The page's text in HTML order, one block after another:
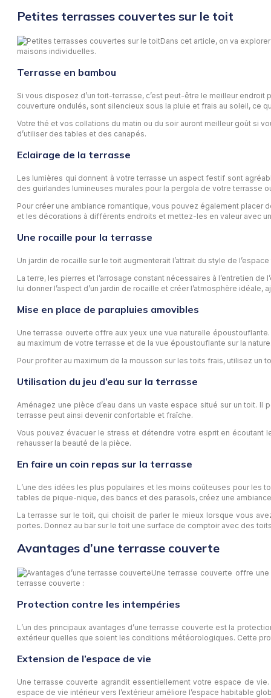
Petites terrasses couvertes sur le toit
Dans cet article, on va
maisons individuelles.
Terrasse en bambou
Si vous disposez d’un toit-terrasse, c’est peut-être le meilleur
couverture ondulés, sont silencieux sous la pluie et frais au soleil, ce
Votre thé et vos collations du matin ou du soir auront meilleur goût si
d’utiliser des tables et des canapés.
Eclairage de la terrasse
Les lumières qui donnent à votre terrasse un aspect festif sont
des guirlandes lumineuses murales pour la pergola de votre terrasse
Pour créer une ambiance romantique, vous pouvez également placer
et les décorations à différents endroits et mettez-les en valeur avec
Une rocaille pour la terrasse
Un jardin de rocaille sur le toit augmenterait l’attrait du style de
La terre, les pierres et l’arrosage constant nécessaires à l’entretien
lui donner l’aspect d’un jardin de rocaille et créer l’atmosphère idéale,
Mise en place de parapluies amovibles
Une terrasse ouverte offre aux yeux une vue naturelle
au maximum de votre terrasse et de la vue époustouflante sur la
Pour profiter au maximum de la mousson sur les toits frais, utilisez
Utilisation du jeu d’eau sur la terrasse
Aménagez une pièce d’eau dans un vaste espace situé sur un toit. Il
terrasse peut ainsi devenir confortable et fraîche.
Vous pouvez évacuer le stress et détendre votre esprit en écoutant
rehausser la beauté de la pièce.
En faire un coin repas sur la terrasse
L’une des idées les plus populaires et les moins coûteuses pour les
tables de pique-nique, des bancs et des parasols, créez une
La terrasse sur le toit, qui choisit de parler le mieux lorsque vous
portes. Donnez au bar sur le toit une surface de comptoir avec des
Avantages d’une terrasse couverte
Une terrasse couverte offre
terrasse couverte :
Protection contre les intempéries
L’un des principaux avantages d’une terrasse couverte est la
extérieur quelles que soient les conditions météorologiques. Cette
Extension de l’espace de vie
Une terrasse couverte agrandit essentiellement votre espace de
espace de vie intérieur vers l’extérieur améliore l’espace habitable